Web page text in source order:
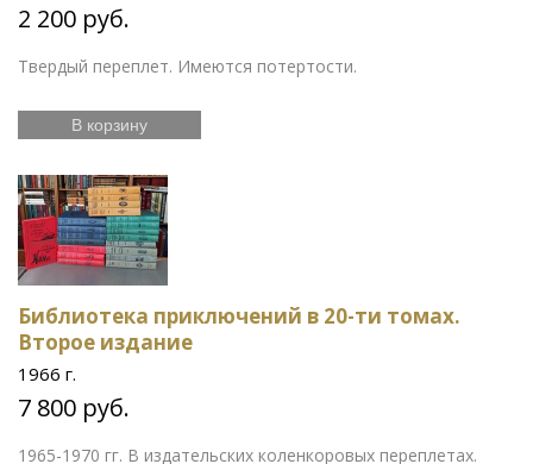
2 200 руб.
Твердый переплет. Имеются потертости.
В корзину
Библиотека приключений в 20-ти томах.
Второе издание
1966 г.
7 800 руб.
1965-1970 гг. В издательских коленкоровых переплетах.